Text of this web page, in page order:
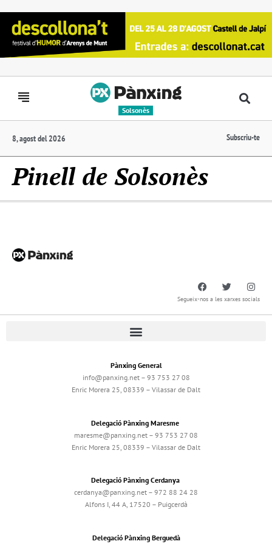
Solsonès
8, agost del 2026 Subscriu-te
Pinell de Solsonès
Segueix-nos a les xarxes socials
Pànxing General
info@panxing.net – 93 753 27 08
Enric Morera 25, 08339 – Vilassar de Dalt
Delegació Pànxing Maresme
maresme@panxing.net – 93 753 27 08
Enric Morera 25, 08339 – Vilassar de Dalt
Delegació Pànxing Cerdanya
cerdanya@panxing.net – 972 88 24 28
Alfons I, 44 A, 17520 – Puigcerdà
Delegació Pànxing Berguedà